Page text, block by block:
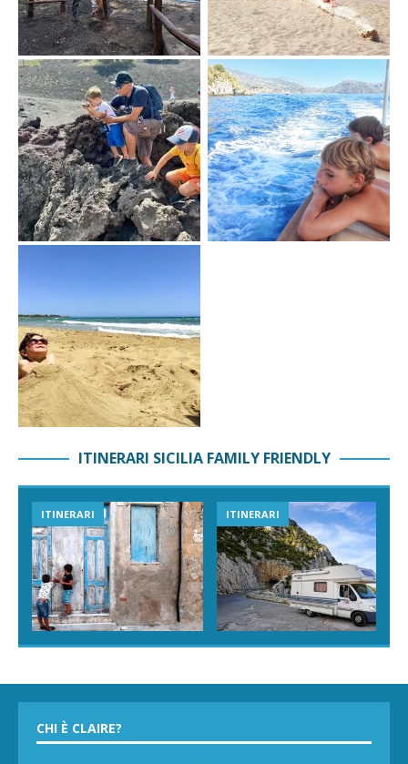
ITINERARI SICILIA FAMILY FRIENDLY
ITINERARI ITINERARI
CHI È CLAIRE?